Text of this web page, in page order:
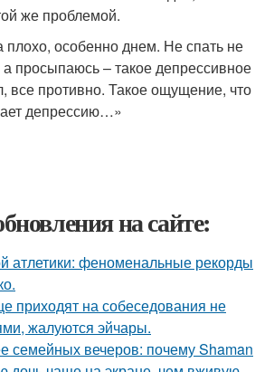
же проблемой.
плохо, особенно днем. Не спать не
просыпаюсь – такое депрессивное
все противно. Такое ощущение, что
депрессию…»
на сайте:
атлетики: феноменальные рекорды
приходят на собеседования не
жалуются эйчары.
семейных вечеров: почему Shaman